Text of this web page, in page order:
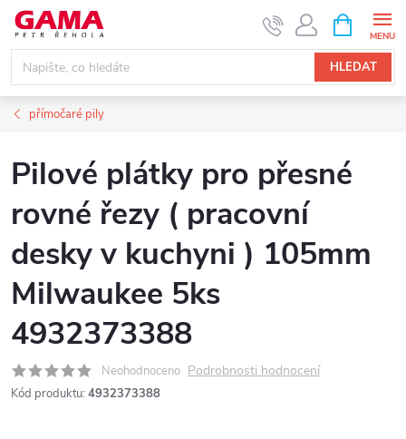
Přejít
obsah
HLEDAT
NÁKUPNÍ
KOŠÍK
přímočaré pily
Pilové plátky pro přesné
rovné řezy ( pracovní
desky v kuchyni ) 105mm
Milwaukee 5ks
4932373388
Neohodnoceno Podrobnosti hodnocení
Kód produktu: 4932373388